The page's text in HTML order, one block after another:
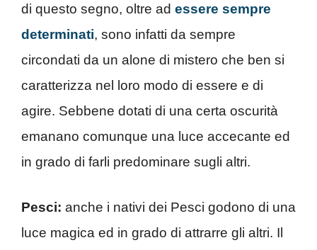
di questo segno, oltre ad essere sempre
determinati, sono infatti da sempre
circondati da un alone di mistero che ben si
caratterizza nel loro modo di essere e di
agire. Sebbene dotati di una certa oscurità
emanano comunque una luce accecante ed
in grado di farli predominare sugli altri.
Pesci: anche i nativi dei Pesci godono di una
luce magica ed in grado di attrarre gli altri. Il